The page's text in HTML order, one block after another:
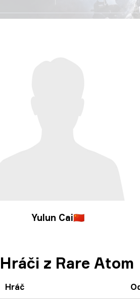
Yulun Cai🇨🇳
Hráči z Rare Atom
Hráč